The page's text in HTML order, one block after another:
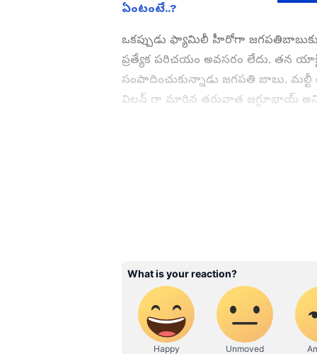
ఏంటంటే..?
ఒకప్పుడు ఫ్యామిలీ హీరోగా
ప్ర‌త్యేక ప‌రిచ‌యం అవ‌సరం లేదు. తన
సంపాదించుకున్నాడు జగపతి బాబు.
విలన్ గా మారిన తరువాత జగ్గూభాయ్‌ అని